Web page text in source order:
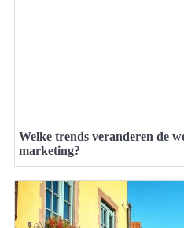
Welke trends veranderen de
marketing?